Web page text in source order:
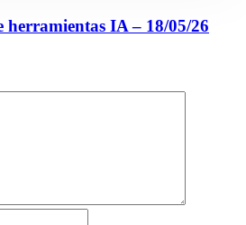
IA – 18/05/26